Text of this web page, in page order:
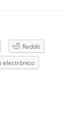
Reddit
electrónico